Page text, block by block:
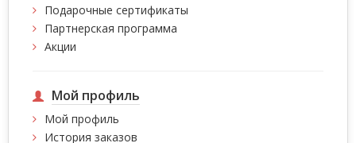
Подарочные сертификаты
Партнерская программа
Акции
Мой профиль
Мой профиль
История заказов